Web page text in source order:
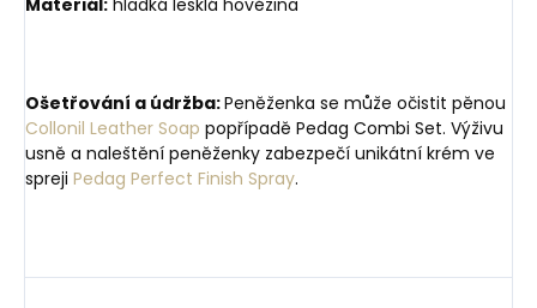
Ošetřování a údržba:Peněženka se může očistit pěnou
Collonil Leather Soap popřípadě Pedag Combi Set. Výživu
usně a naleštění peněženky zabezpečí unikátní krém ve
spreji Pedag Perfect Finish Spray.